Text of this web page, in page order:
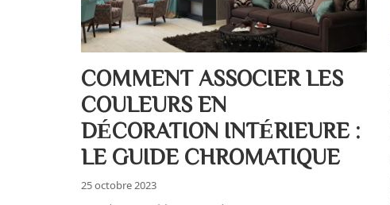
COMMENT ASSOCIER LES
COULEURS EN
DÉCORATION INTÉRIEURE :
LE GUIDE CHROMATIQUE
25 octobre 2023